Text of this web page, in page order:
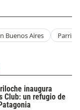
Buenos Aires
inaugura
Club: un refugio de